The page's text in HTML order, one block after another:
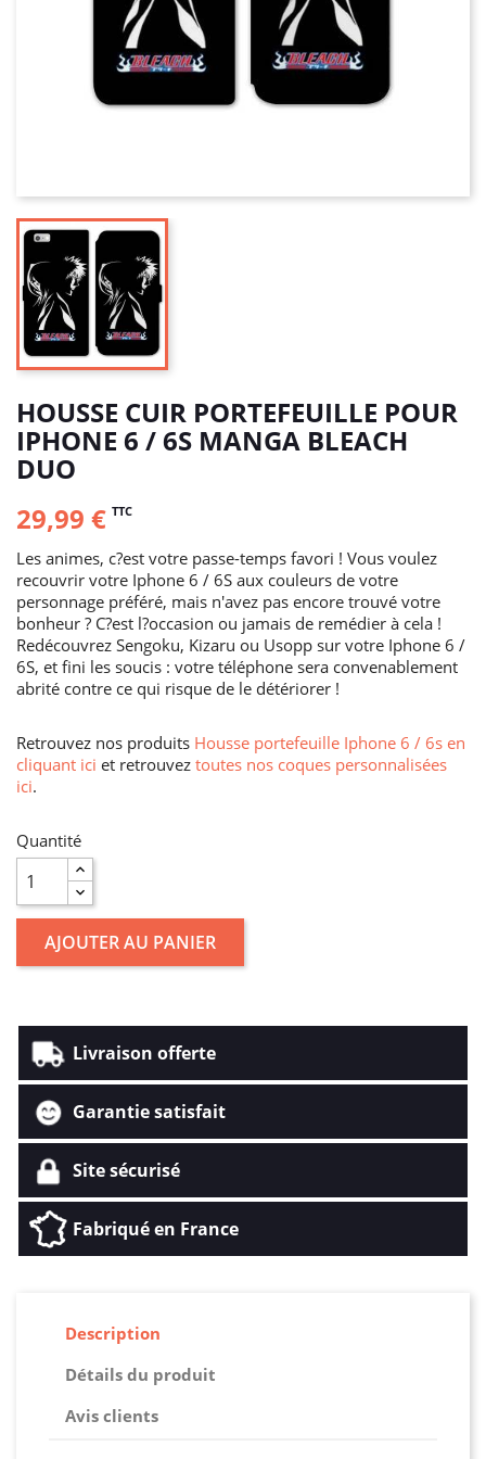
HOUSSE CUIR PORTEFEUILLE POUR
IPHONE 6 / 6S MANGA BLEACH
DUO
29,99 € TTC
Les animes, c?est votre passe-temps favori ! Vous voulez
recouvrir votre Iphone 6 / 6S aux couleurs de votre
personnage préféré, mais n'avez pas encore trouvé votre
bonheur ? C?est l?occasion ou jamais de remédier à cela !
Redécouvrez Sengoku, Kizaru ou Usopp sur votre Iphone 6 /
6S, et fini les soucis : votre téléphone sera convenablement
abrité contre ce qui risque de le détériorer !
Retrouvez nos produits Housse portefeuille Iphone 6 / 6s en
cliquant ici et retrouvez toutes nos coques personnalisées
ici.
Quantité
AJOUTER AU PANIER
Livraison offerte
Garantie satisfait
Site sécurisé
Fabriqué en France
Description
Détails du produit
Avis clients